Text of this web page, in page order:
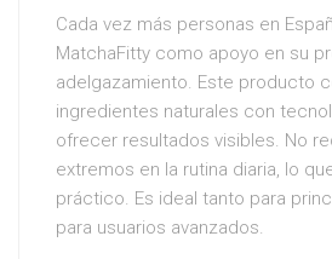
Cada vez más personas en
MatchaFitty como apoyo en su
adelgazamiento. Este producto
ingredientes naturales con
ofrecer resultados visibles. No
extremos en la rutina diaria, lo
práctico. Es ideal tanto para
para usuarios avanzados.